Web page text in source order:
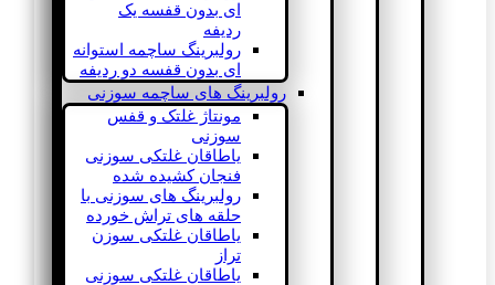
ای بدون قفسه یک
ردیفه
رولبرینگ ساچمه استوانه
ای بدون قفسه دو ردیفه
رولبرینگ های ساچمه سوزنی
مونتاژ غلتک و قفس
سوزنی
یاطاقان غلتکی سوزنی
فنجان کشیده شده
رولبرینگ های سوزنی با
حلقه های تراش خورده
یاطاقان غلتکی سوزن
تراز
یاطاقان غلتکی سوزنی